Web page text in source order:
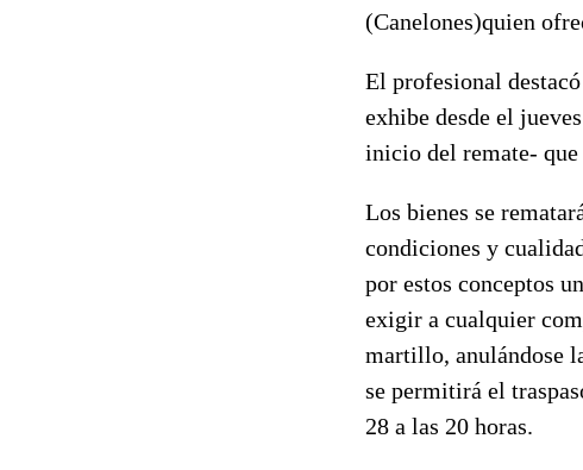
(Canelones)quien
El profesional
exhibe desde el
inicio del remate- que
Los bienes se
condiciones y
por estos conceptos
exigir a cualquier
martillo, anulándose
se permitirá el
28 a las 20 horas.